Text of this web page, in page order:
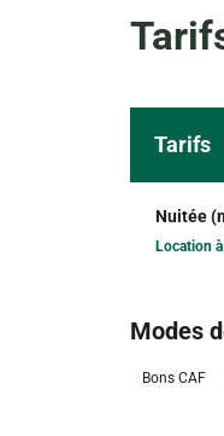
Tarifs
Nuitée
Location
Modes
Bons CAF